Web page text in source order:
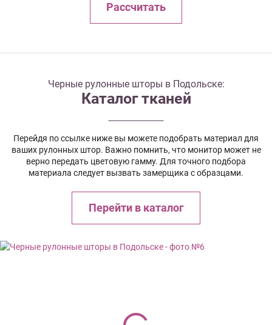
Рассчитать
Черные рулонные шторы в Подольске:
Каталог тканей
Перейдя по ссылке ниже вы можете подобрать материал для
ваших рулонных штор. Важно помнить, что монитор может не
верно передать цветовую гамму. Для точного подбора
материала следует вызвать замерщика с образцами.
Перейти в каталог